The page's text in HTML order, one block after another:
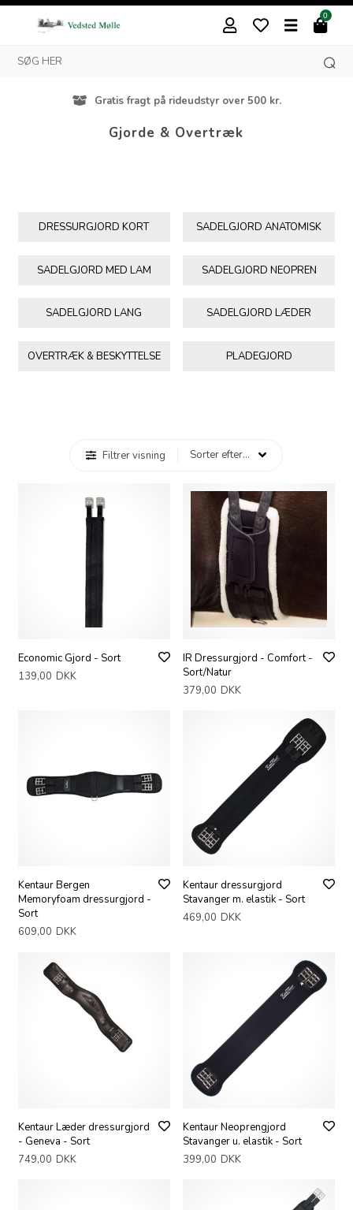
0
Gratis fragt på rideudstyr over 500 kr.
Gjorde & Overtræk
DRESSURGJORD KORT SADELGJORD ANATOMISK
SADELGJORD MED LAM SADELGJORD NEOPREN
SADELGJORD LANG SADELGJORD LÆDER
OVERTRÆK & BESKYTTELSE PLADEGJORD
Filtrer visning
Economic Gjord - Sort
139,00 DKK
IR Dressurgjord - Comfort -
Sort/Natur
379,00 DKK
Kentaur Bergen
Memoryfoam dressurgjord -
Sort
609,00 DKK
Kentaur dressurgjord
Stavanger m. elastik - Sort
469,00 DKK
Kentaur Læder dressurgjord
- Geneva - Sort
749,00 DKK
Kentaur Neoprengjord
Stavanger u. elastik - Sort
399,00 DKK